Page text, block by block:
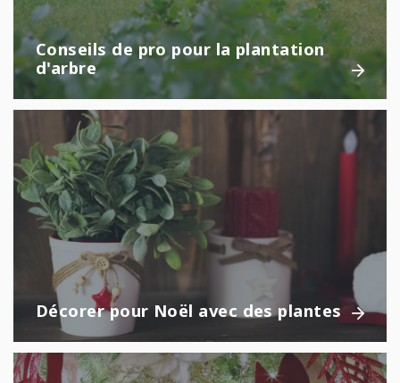
Conseils de pro pour la plantation
d'arbre
Décorer pour Noël avec des plantes